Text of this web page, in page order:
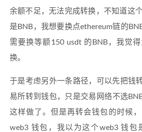
余额不足，无法完成转换，不知道这
是BNB，我想要换点ethereum链的
需要换等额150 usdt 的BNB，我觉
换。
于是考虑另外一条路径，可以先把钱
易所转到钱包，只是交易网络不选
这样做了。但是再转会钱包的时候
web3 钱包，我以为这个web3 钱包